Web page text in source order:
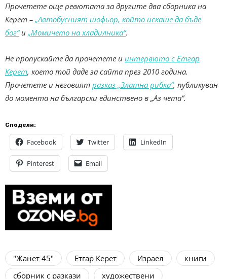
Прочетете още ревютата за другите два сборника на
Керет – „Автобусният шофьор, който искаше да бъде
бог“и „Момичето на хладилника“.
Не пропускайте да прочетете и интервюто с Етгар
Керет, което той даде за сайта през 2010 година.
Прочетете и неговият разказ „Златна рибка“, публикуван
до момента на български единствено в „Аз чета“.
Сподели:
Facebook Twitter LinkedIn
Pinterest Email
"Жанет 45" Етгар Керет Израел
книги
сборник с разкази
художествени